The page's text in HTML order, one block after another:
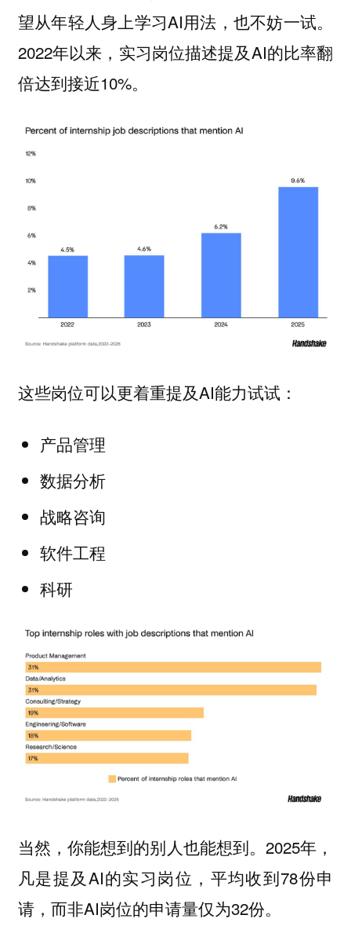
望从年轻人身上学习AI用法，也不妨一试。
2022年以来，实习岗位描述提及AI的比率翻
倍达到接近10%。
这些岗位可以更着重提及AI能力试试：
产品管理
数据分析
战略咨询
软件工程
科研
当然，你能想到的别人也能想到。2025年，
凡是提及AI的实习岗位，平均收到78份申
请，而非AI岗位的申请量仅为32份。